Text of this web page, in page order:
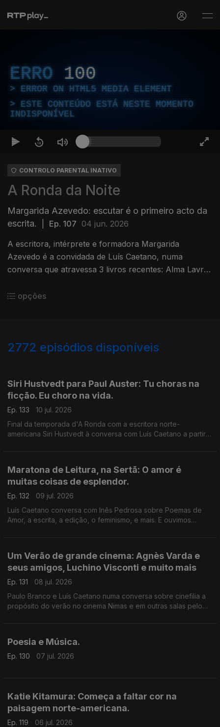
ERRO 100
ERROR ON HTML5 MEDIA ELEMENT
ESTE CONTEÚDO ESTÁ NESTE MOMENTO
INDISPONÍVEL
CONTROLO PARENTAL INATIVO
A Ronda da Noite
Margarida Azevedo: escutar é o primeiro acto da
escrita.
Ep. 107 04 jun. 2026
A escritora, intérprete e formadora Margarida
Azevedo é a convidada de Luís Caetano, numa
conversa que atravessa 3 livros recentes: Alma Lavra
branco – Contos psicoterapêuticos.
opções
2772 episódios disponíveis
Siri Hustvedt para Paul Auster: Tu choras na
ficção. Eu choro na vida.
Ep. 133
10 jul. 2026
Final da temporada d'A Ronda com a escritora norte-
americana Siri Hustvedt à conversa com Luís Caetano a partir
Maratona de Leitura, na Sertã: O amor é
muitas coisas de esplendor.
Ep. 132
09 jul. 2026
Luís Caetano conversa com Inês Pedrosa sobre Poemas de
Amor, a escrita, a edição, o feminismo, e mais. E ouvimos
Um Verão de grande cinema: Agnès Varda e
seus amigos, Luchino Visconti e muito mais
Ep. 131
08 jul. 2026
Paulo Branco e Luís Caetano numa conversa sobre cinefilia a
propósito do verão no cinema Nimas e em outras salas pelo
Poesia e Música.
Ep. 130 07 jul. 2026
Katie Kitamura: Começa a faltar cor na
paisagem norte-americana.
Ep. 119
06 jul. 2026